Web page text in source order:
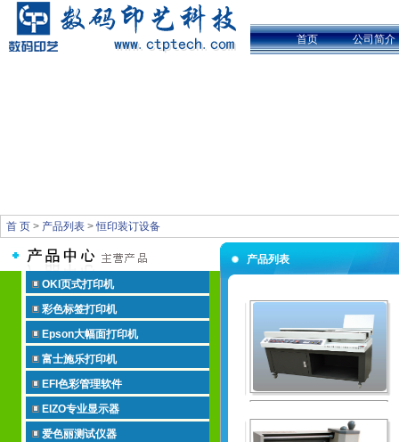
首页 公司简介
首 页 > 产品列表 >恒印装订设备
OKI页式打印机
彩色标签打印机
Epson大幅面打印机
富士施乐打印机
EFI色彩管理软件
EIZO专业显示器
爱色丽测试仪器
产品列表